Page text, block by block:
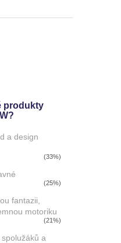
produkty
a design
(33%)
(25%)
fantazii,
motoriku
(21%)
a